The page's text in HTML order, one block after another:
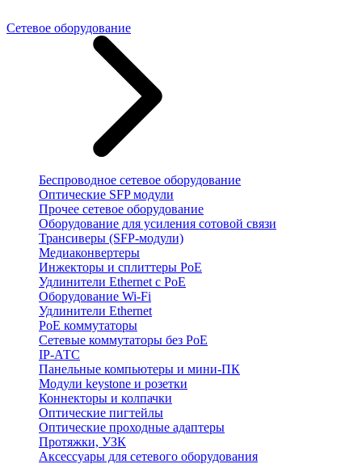
Сетевое оборудование
Беспроводное сетевое оборудование
Оптические SFP модули
Прочее сетевое оборудование
Оборудование для усиления сотовой связи
Трансиверы (SFP-модули)
Медиаконвертеры
Инжекторы и сплиттеры PoE
Удлинители Ethernet с PoE
Оборудование Wi-Fi
Удлинители Ethernet
PoE коммутаторы
Сетевые коммутаторы без PoE
IP-АТС
Панельные компьютеры и мини-ПК
Модули keystone и розетки
Коннекторы и колпачки
Оптические пигтейлы
Оптические проходные адаптеры
Протяжки, УЗК
Аксессуары для сетевого оборудования